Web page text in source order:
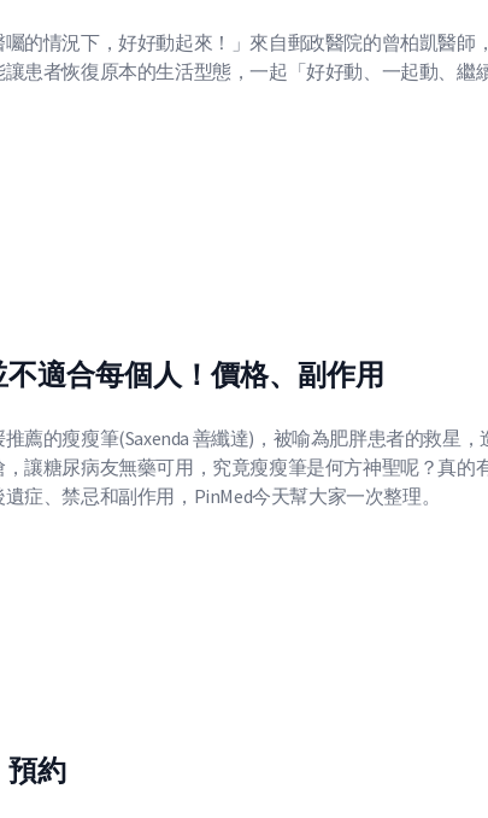
的情況下，好好動起來！」來自郵政醫院的曾柏凱醫師
患者恢復原本的生活型態，一起「好好動、一起動、繼
適合每個人！價格、副作用
薦的瘦瘦筆(Saxenda 善纖達)，被喻為肥胖患者的救星，
讓糖尿病友無藥可用，究竟瘦瘦筆是何方神聖呢？真的
症、禁忌和副作用，PinMed今天幫大家一次整理。
預約